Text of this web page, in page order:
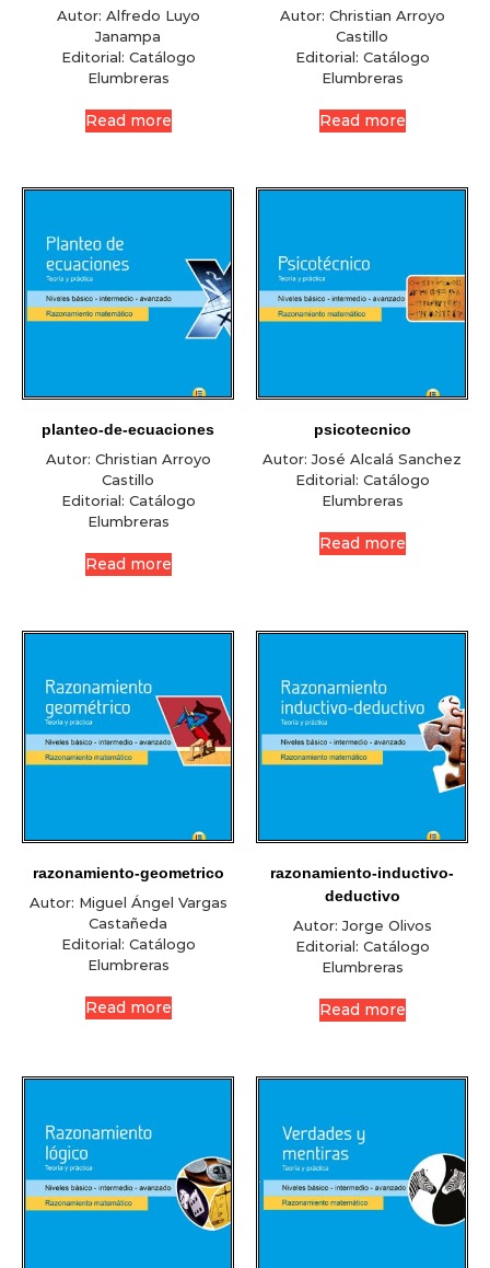
Autor: Alfredo Luyo
Janampa
Editorial: Catálogo
Elumbreras
Read more
Autor: Christian Arroyo
Castillo
Editorial: Catálogo
Elumbreras
Read more
planteo-de-ecuaciones
Autor: Christian Arroyo
Castillo
Editorial: Catálogo
Elumbreras
Read more
psicotecnico
Autor: José Alcalá Sanchez
Editorial: Catálogo
Elumbreras
Read more
razonamiento-geometrico
Autor: Miguel Ángel Vargas
Castañeda
Editorial: Catálogo
Elumbreras
Read more
razonamiento-inductivo-
deductivo
Autor: Jorge Olivos
Editorial: Catálogo
Elumbreras
Read more